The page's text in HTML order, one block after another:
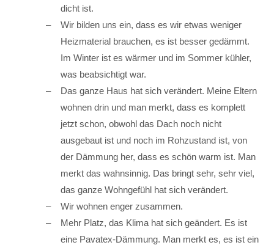
dicht ist.
Wir bilden uns ein, dass es wir etwas weniger
Heizmaterial brauchen, es ist besser gedämmt.
Im Winter ist es wärmer und im Sommer kühler,
was beabsichtigt war.
Das ganze Haus hat sich verändert. Meine Eltern
wohnen drin und man merkt, dass es komplett
jetzt schon, obwohl das Dach noch nicht
ausgebaut ist und noch im Rohzustand ist, von
der Dämmung her, dass es schön warm ist. Man
merkt das wahnsinnig. Das bringt sehr, sehr viel,
das ganze Wohngefühl hat sich verändert.
Wir wohnen enger zusammen.
Mehr Platz, das Klima hat sich geändert. Es ist
eine Pavatex-Dämmung. Man merkt es, es ist ein